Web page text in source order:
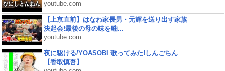
youtube.com
【上京直前】はなわ家長男・元輝を送り出す家族
決起会!最後の母の味を噛...
youtube.com
夜に駆ける/YOASOBI 歌ってみた!しんごちん
【香取慎吾】